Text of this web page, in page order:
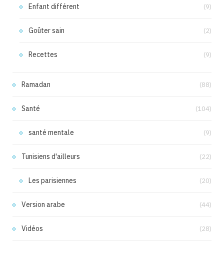
Enfant différent (9)
Goûter sain (2)
Recettes (9)
Ramadan (88)
Santé (104)
santé mentale (9)
Tunisiens d'ailleurs (22)
Les parisiennes (20)
Version arabe (44)
Vidéos (28)